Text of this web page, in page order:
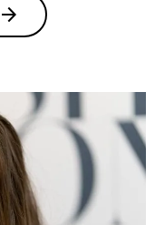
arrow_forward